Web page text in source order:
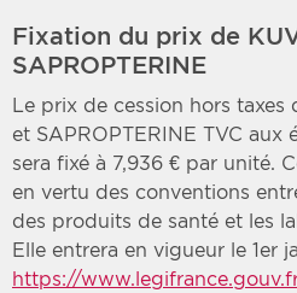
Fixation du prix de
SAPROPTERINE
Le prix de cession hors taxes
et SAPROPTERINE TVC aux
sera fixé à 7,936 € par unité.
en vertu des conventions
des produits de santé et les
Elle entrera en vigueur le 1er
https://